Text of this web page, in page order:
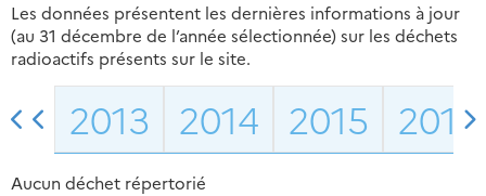
Les données présentent les dernières informations à jour
(au 31 décembre de l’année sélectionnée) sur les déchets
radioactifs présents sur le site.
2013 2014 2015 2016
Aucun déchet répertorié